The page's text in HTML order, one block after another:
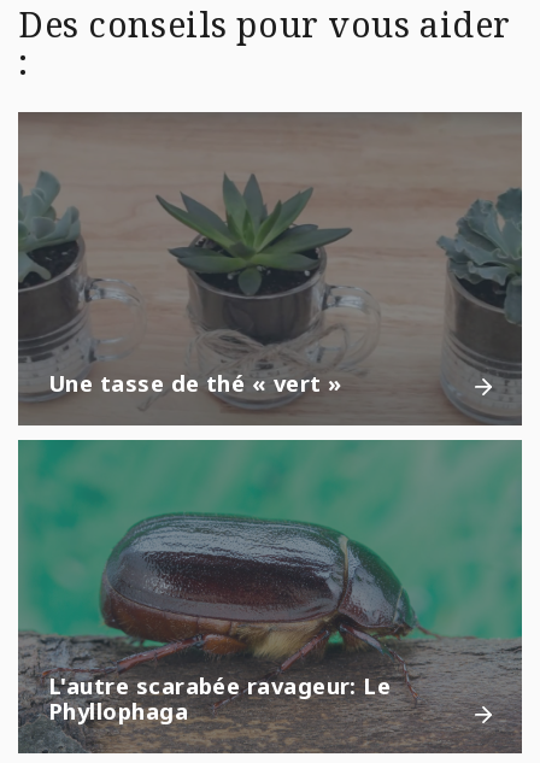
Des conseils pour vous aider
:
Une tasse de thé « vert »
L'autre scarabée ravageur: Le
Phyllophaga